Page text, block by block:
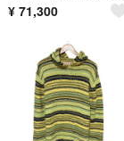
¥ 71,300